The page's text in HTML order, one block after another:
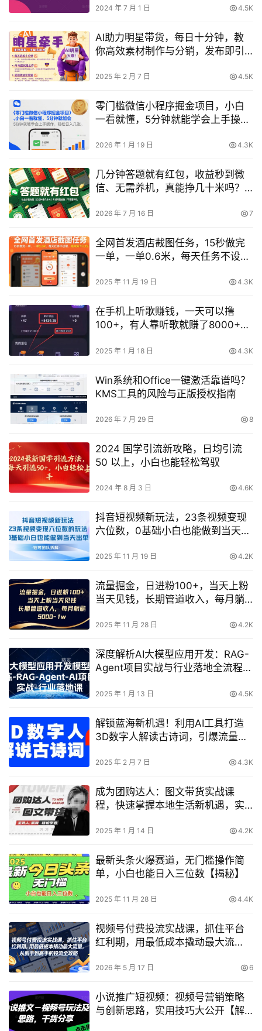
2024 年 7 月 1 日 4.5K
AI助力明星带货，每日十分钟，教
你高效素材制作与分销，发布即引
2025 年 2 月 7 日 4.5K
零门槛微信小程序掘金项目，小白
一看就懂，5分钟就能学会上手操
2026 年 1 月 19 日 4.3K
几分钟答题就有红包，收益秒到微
信、无需养机，真能挣几十米吗？
2026 年 7 月 16 日 7
全网首发酒店截图任务，15秒做完
一单，一单0.6米，每天任务不设
2025 年 11 月 19 日 4.3K
在手机上听歌赚钱，一天可以撸
100+，有人靠听歌就赚了8000+
2025 年 1 月 18 日 4.3K
Win系统和Office一键激活靠谱吗？
KMS工具的风险与正版授权指南
2026 年 7 月 29 日 8
2024 国学引流新攻略，日均引流
50 以上，小白也能轻松驾驭
2024 年 8 月 3 日 4.6K
抖音短视频新玩法，23条视频变现
六位数，0基础小白也能做到当天出
2025 年 11 月 19 日 4.2K
流量掘金，日进粉100+，当天上粉
当天见钱，长期管道收入，每月躺
2025 年 11 月 28 日 4.2K
深度解析AI大模型应用开发：RAG-
Agent项目实战与行业落地全流程指
2025 年 1 月 13 日 4.5K
解锁蓝海新机遇！利用AI工具打造
3D数字人解读古诗词，引爆流量神
2025 年 2 月 7 日 4.3K
成为团购达人：图文带货实战课
程，快速掌握本地生活新机遇，实
2025 年 1 月 14 日 4.2K
最新头条火爆赛道，无门槛操作简
单，小白也能日入三位数【揭秘】
2025 年 11 月 28 日 4.4K
视频号付费投流实战课，抓住平台
红利期，用最低成本撬动最大流
2026 年 5 月 17 日 6
小说推广短视频：视频号营销策略
与创新思路，实用技巧大公开【解